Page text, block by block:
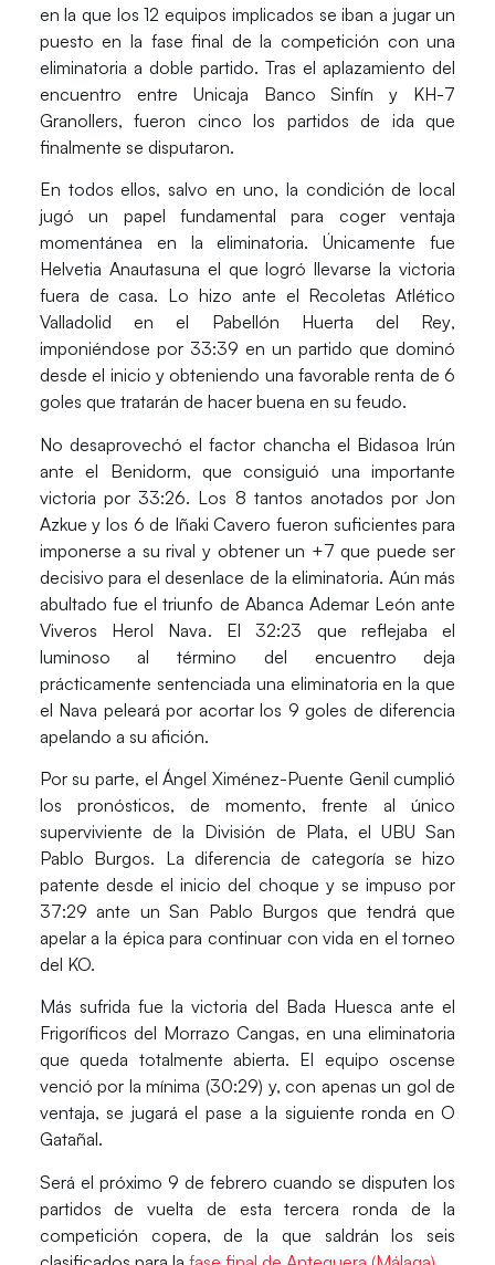
en la que los 12 equipos implicados se iban a jugar un
puesto en la fase final de la competición con una
eliminatoria a doble partido. Tras el aplazamiento del
encuentro entre Unicaja Banco Sinfín y KH-7
Granollers, fueron cinco los partidos de ida que
finalmente se disputaron.
En todos ellos, salvo en uno, la condición de local
jugó un papel fundamental para coger ventaja
momentánea en la eliminatoria. Únicamente fue
Helvetia Anautasuna el que logró llevarse la victoria
fuera de casa. Lo hizo ante el Recoletas Atlético
Valladolid en el Pabellón Huerta del Rey,
imponiéndose por 33:39 en un partido que dominó
desde el inicio y obteniendo una favorable renta de 6
goles que tratarán de hacer buena en su feudo.
No desaprovechó el factor chancha el Bidasoa Irún
ante el Benidorm, que consiguió una importante
victoria por 33:26. Los 8 tantos anotados porJon
Azkue y los 6 de Iñaki Cavero fueron suficientes para
imponerse a su rival y obtener un +7 que puede ser
decisivo para el desenlace de la eliminatoria. Aún más
abultado fue el triunfo de Abanca Ademar León ante
Viveros Herol Nava. El 32:23 que reflejaba el
luminoso al término del encuentro deja
prácticamente sentenciada una eliminatoria en la que
el Nava peleará por acortar los 9 goles de diferencia
apelando a su afición.
Por su parte, elÁngel Ximénez-Puente Genil cumplió
los pronósticos, de momento, frente al único
superviviente de la División de Plata, elUBU San
Pablo Burgos. La diferencia de categoría se hizo
patente desde el inicio del choque y se impuso por
37:29 ante un San Pablo Burgos que tendrá que
apelar a la épica para continuar con vida en el torneo
del KO.
Más sufrida fue la victoria del Bada Huesca ante el
Frigoríficos del Morrazo Cangas, en una eliminatoria
que queda totalmente abierta. El equipo oscense
venció por la mínima (30:29) y, con apenas un gol de
ventaja, se jugará el pase a la siguiente ronda enO
Gatañal.
Será el próximo 9 de febrero cuando se disputen los
partidos de vuelta de esta tercera ronda de la
competición copera, de la que saldrán los seis